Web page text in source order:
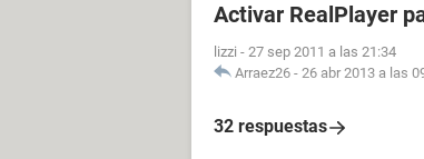
Activar RealPlayer
lizzi - 27 sep 2011 a las 21:34
Arraez26 - 26 abr 2013 a las
32 respuestas